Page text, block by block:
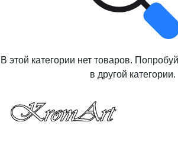
В этой категории нет товаров.
в другой категории.